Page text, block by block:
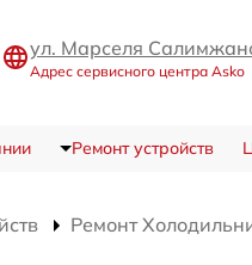
ул. Марселя
Адрес сервисного центра Asko
Ремонт устройств
Ремонт